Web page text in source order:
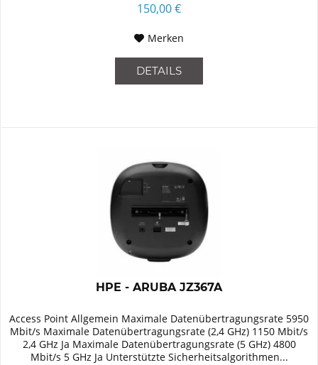
150,00 €
Merken
DETAILS
HPE - ARUBA JZ367A
Access Point Allgemein Maximale Datenübertragungsrate 5950
Mbit/s Maximale Datenübertragungsrate (2,4 GHz) 1150 Mbit/s
2,4 GHz Ja Maximale Datenübertragungsrate (5 GHz) 4800
Mbit/s 5 GHz Ja Unterstützte Sicherheitsalgorithmen...